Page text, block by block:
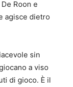
Roon e
agisce dietro
sin
a viso
di gioco. È il